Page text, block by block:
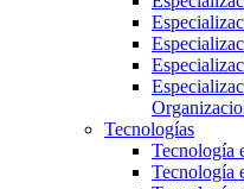
Tecnologías
Tecnología
Tecnología